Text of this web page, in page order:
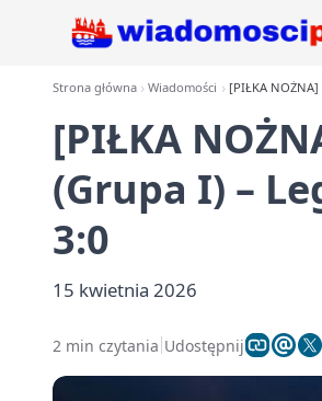
Strona główna Wiadomości [PIŁKA NOŻNA]
[PIŁKA
(Grupa I) –
3:0
15 kwietnia 2026
2 min czytania Udostępnij